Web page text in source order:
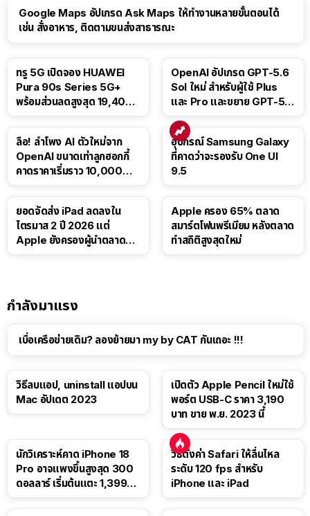
Google Maps อัปเกรด Ask Maps ให้ทำงานหลายขั้นตอนได้
เช่น สั่งอาหาร, ติดตามขนส่งสาธารณะ
ทรู 5G เปิดจอง HUAWEI
Pura 90s Series 5G+
พร้อมส่วนลดสูงสุด 19,400
OpenAI อัปเกรด GPT-5.6
Sol ใหม่ สำหรับผู้ใช้ Plus
และ Pro และขยาย GPT-5.6
ลือ! ลำโพง AI ตัวใหม่จาก
OpenAI ขนาดเท่าลูกฮอกกี้
คาดราคาเริ่มราว 10,000
อุปกรณ์ Samsung Galaxy
ที่คาดว่าจะรองรับ One UI
9.5
ยอดจัดส่ง iPad ลดลงใน
ไตรมาส 2 ปี 2026 แต่
Apple ยังครองผู้นำตลาด
Apple ครอง 65% ตลาด
สมาร์ตโฟนพรีเมียม หลังตลาด
ทำสถิติสูงสุดใหม่
กำลังมาแรง
เบื่อเครือข่ายเดิม? ลองย้ายมา my by CAT กันเถอะ !!!
วิธีลบแอป, uninstall แอปบน
Mac อัปเดต 2023
เปิดตัว Apple Pencil ใหม่ใช้
พอร์ต USB-C ราคา 3,190
บาท ขาย พ.ย. 2023 นี้
นักวิเคราะห์คาด iPhone 18
Pro อาจแพงขึ้นสูงสุด 300
ดอลลาร์ เริ่มต้นแตะ 1,399
วิธีตั้งค่า Safari ให้ลื่นไหล
ระดับ 120 fps สำหรับ
iPhone และ iPad